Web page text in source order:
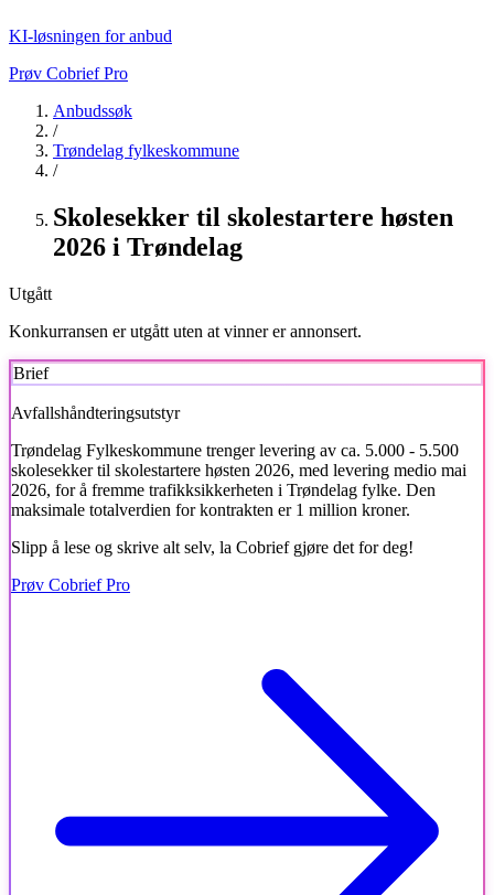
KI-løsningen for anbud
Prøv Cobrief Pro
Anbudssøk
/
Trøndelag fylkeskommune
/
Skolesekker til skolestartere høsten
2026 i Trøndelag
Utgått
Konkurransen er utgått uten at vinner er annonsert.
Brief
Avfallshåndteringsutstyr
Trøndelag Fylkeskommune trenger levering av ca. 5.000 - 5.500
skolesekker til skolestartere høsten 2026, med levering medio mai
2026, for å fremme trafikksikkerheten i Trøndelag fylke. Den
maksimale totalverdien for kontrakten er 1 million kroner.
Slipp å lese og skrive alt selv, la Cobrief gjøre det for deg!
Prøv Cobrief Pro